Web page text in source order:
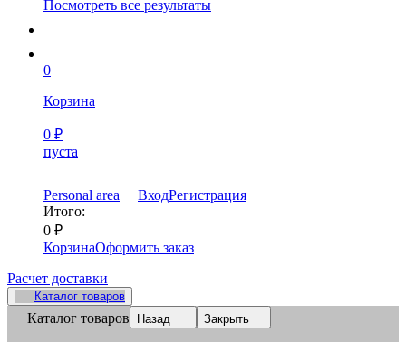
Посмотреть все результаты
0
Корзина
0 ₽
пуста
Personal area ВходРегистрация
Итого:
0 ₽
КорзинаОформить заказ
Расчет доставки
Каталог товаров
Каталог товаров Назад Закрыть